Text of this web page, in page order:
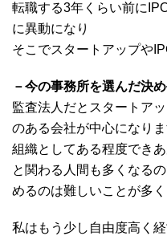
転職する3年くらい前に
に異動になり
そこでスタートアップや
－今の事務所を選んだ決
監査法人だとスタートア
のある会社が中心になりま
組織としてある程度でき
と関わる人間も多くなる
めるのは難しいことが多く
私はもう少し自由度高く